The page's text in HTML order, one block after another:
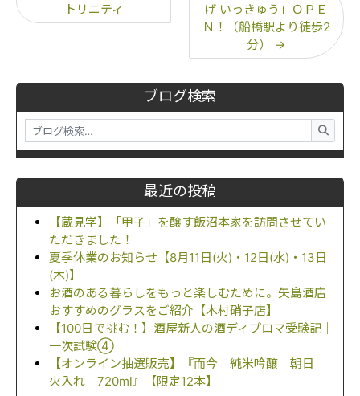
ブログ検索
最近の投稿
【蔵見学】「甲子」を醸す飯沼本家を訪問させてい
ただきました！
夏季休業のお知らせ【8月11日(火)・12日(水)・13日
(木)】
お酒のある暮らしをもっと楽しむために。矢島酒店
おすすめのグラスをご紹介【木村硝子店】
【100日で挑む！】酒屋新人の酒ディプロマ受験記｜
一次試験④
【オンライン抽選販売】『而今 純米吟醸 朝日
火入れ 720ml』【限定12本】
トリニティ
げ いっきゅう」ＯＰＥ
Ｎ！（船橋駅より徒歩2
分） →